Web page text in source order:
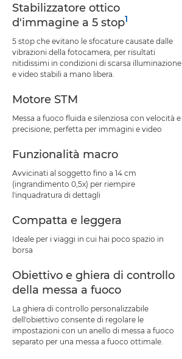
Stabilizzatore ottico
d'immagine a 5 stop1
5 stop che evitano le sfocature causate dalle
vibrazioni della fotocamera, per risultati
nitidissimi in condizioni di scarsa illuminazione
e video stabili a mano libera.
Motore STM
Messa a fuoco fluida e silenziosa con velocità e
precisione; perfetta per immagini e video
Funzionalità macro
Avvicinati al soggetto fino a 14 cm
(ingrandimento 0,5x) per riempire
l'inquadratura di dettagli
Compatta e leggera
Ideale per i viaggi in cui hai poco spazio in
borsa
Obiettivo e ghiera di controllo
della messa a fuoco
La ghiera di controllo personalizzabile
dell'obiettivo consente di regolare le
impostazioni con un anello di messa a fuoco
separato per una messa a fuoco ottimale.